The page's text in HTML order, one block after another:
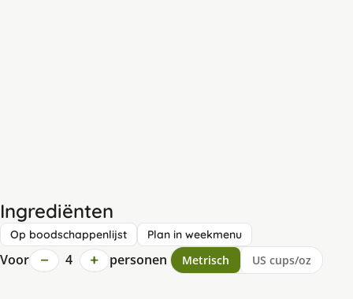
Ingrediënten
Op boodschappenlijst Plan in weekmenu
Voor − 4 + personen Metrisch US cups/oz